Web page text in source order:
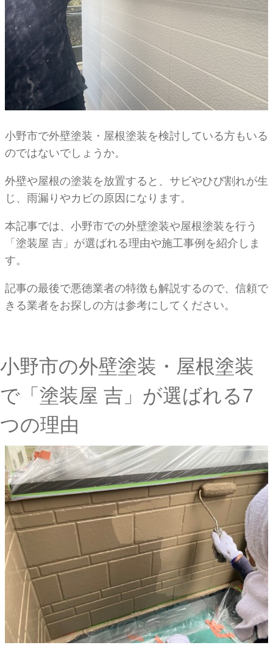
小野市で外壁塗装・屋根塗装を検討している方もいる
のではないでしょうか。
外壁や屋根の塗装を放置すると、サビやひび割れが生
じ、雨漏りやカビの原因になります。
本記事では、小野市での外壁塗装や屋根塗装を行う
「塗装屋 吉」が選ばれる理由や施工事例を紹介しま
す。
記事の最後で悪徳業者の特徴も解説するので、信頼で
きる業者をお探しの方は参考にしてください。
小野市の外壁塗装・屋根塗装
で「塗装屋 吉」が選ばれる7
つの理由